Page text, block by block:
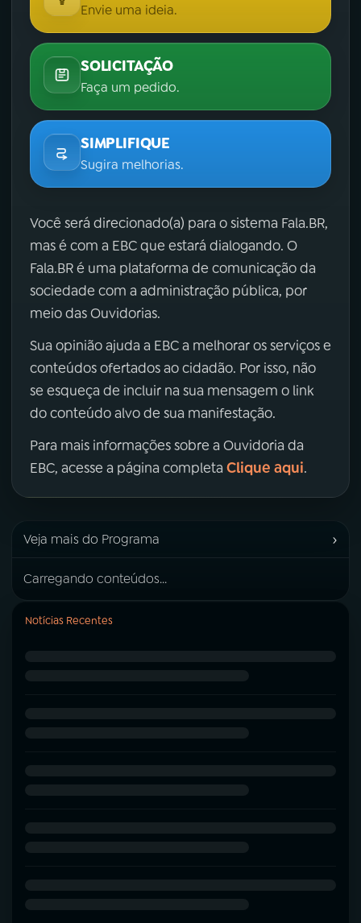
Envie uma ideia.
SOLICITAÇÃO
Faça um pedido.
SIMPLIFIQUE
Sugira melhorias.
Você será direcionado(a) para o sistema Fala.BR,
mas é com a EBC que estará dialogando. O
Fala.BR é uma plataforma de comunicação da
sociedade com a administração pública, por
meio das Ouvidorias.
Sua opinião ajuda a EBC a melhorar os serviços e
conteúdos ofertados ao cidadão. Por isso, não
se esqueça de incluir na sua mensagem o link
do conteúdo alvo de sua manifestação.
Para mais informações sobre a Ouvidoria da
EBC, acesse a página completa Clique aqui.
Veja mais do Programa ›
Carregando conteúdos...
Notícias Recentes